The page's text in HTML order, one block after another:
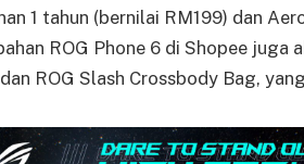
1 tahun (bernilai RM199) dan
ROG Phone 6 di Shopee juga
ROG Slash Crossbody Bag,